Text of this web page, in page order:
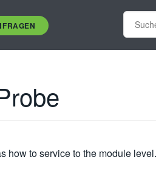
how to service to the module level.